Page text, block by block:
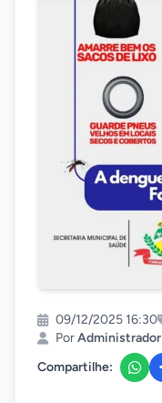
09/12/2025 16:30
PorAdministrador
Compartilhe: